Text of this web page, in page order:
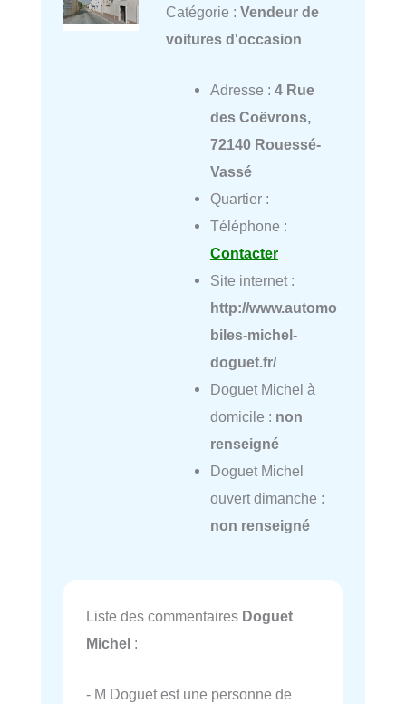
Catégorie : Vendeur de
voitures d'occasion
Adresse : 4 Rue
des Coëvrons,
72140 Rouessé-
Vassé
Quartier :
Téléphone :
Contacter
Site internet :
http://www.automo
biles-michel-
doguet.fr/
Doguet Michel à
domicile : non
renseigné
Doguet Michel
ouvert dimanche :
non renseigné
Liste des commentaires Doguet
Michel :
- M Doguet est une personne de